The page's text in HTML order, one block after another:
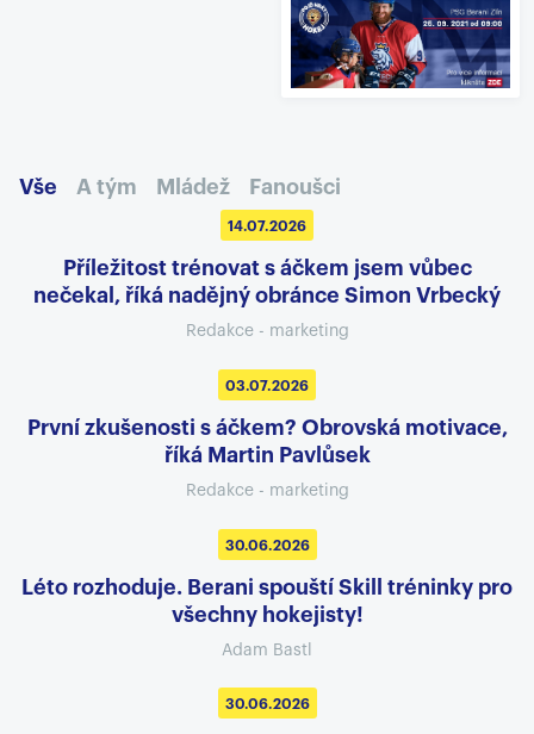
Vše A tým Mládež Fanoušci
14.07.2026
Příležitost trénovat s áčkem jsem vůbec
nečekal, říká nadějný obránce Simon Vrbecký
Redakce - marketing
03.07.2026
První zkušenosti s áčkem? Obrovská motivace,
říká Martin Pavlůsek
Redakce - marketing
30.06.2026
Léto rozhoduje. Berani spouští Skill tréninky pro
všechny hokejisty!
Adam Bastl
30.06.2026